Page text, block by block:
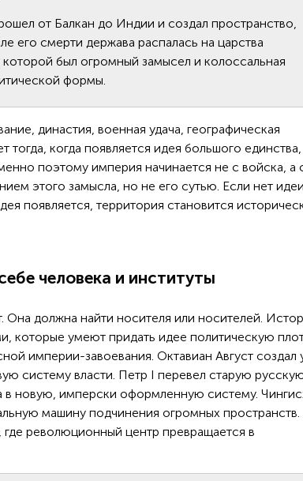
от Балкан до Индии и создал пространство,
его смерти держава распалась на царства
был огромный замысел и колоссальная
формы.
династия, военная удача, географическая
когда появляется идея большого единства,
поэтому империя начинается не с войска, а
этого замысла, но не его сутью. Если нет идеи,
появляется, территория становится
человека и институты
должна найти носителя или носителей.
которые умеют придать идее политическую
империи-завоевания. Октавиан Август создал
систему власти. Петр I перевел старую
в новую, имперски оформленную систему.
машину подчинения огромных пространств.
революционный центр превращается в